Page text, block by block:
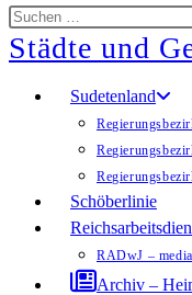
Diese
Website
durchsuchen
Städte und
Sudetenland
Schöberlinie
RADwJ –
Archiv –